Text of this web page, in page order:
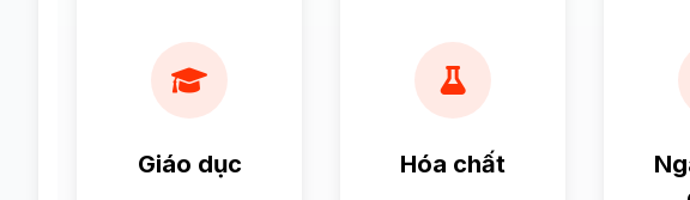
Giáo dục Hóa chất